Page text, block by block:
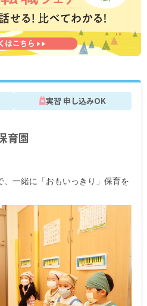
処遇改善加算一時金支給です
力・会社業績によります
中に基準に満たす勤務実績がない等の
る場合は支給額が0円になります
実習 申し込みOK
育園
、一緒に「おもいっきり」保育を